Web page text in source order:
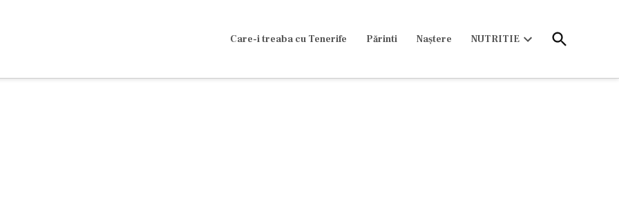
Care-i treaba cu Tenerife Părinti Naștere NUTRITIE
Open
Search